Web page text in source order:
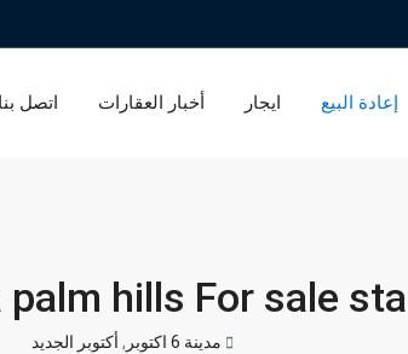
إعادة البيع ايجار أخبار العقارات اتصل بنا
palm hills For sale
مدينة 6 اكتوبر , أكتوبر الجديد